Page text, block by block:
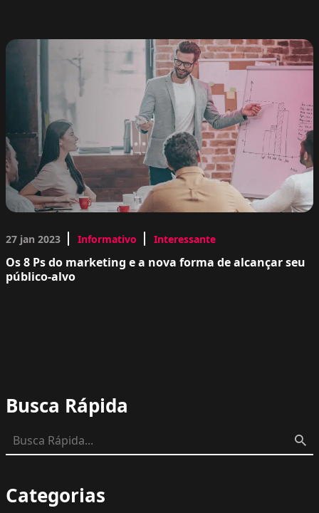
27 jan 2023 Informativo Interessante
Os 8 Ps do marketing e a nova forma de alcançar seu
público-alvo
Busca Rápida
Categorias